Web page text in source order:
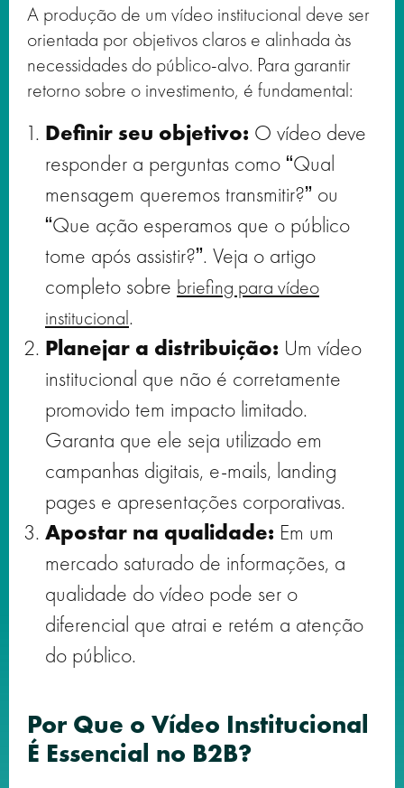
A produção de um vídeo institucional deve ser
orientada por objetivos claros e alinhada às
necessidades do público-alvo. Para garantir
retorno sobre o investimento, é fundamental:
Definir seu objetivo: O vídeo deve
responder a perguntas como “Qual
mensagem queremos transmitir?” ou
“Que ação esperamos que o público
tome após assistir?”. Veja o artigo
completo sobre briefing para vídeo
institucional.
Planejar a distribuição: Um vídeo
institucional que não é corretamente
promovido tem impacto limitado.
Garanta que ele seja utilizado em
campanhas digitais, e-mails, landing
pages e apresentações corporativas.
Apostar na qualidade: Em um
mercado saturado de informações, a
qualidade do vídeo pode ser o
diferencial que atrai e retém a atenção
do público.
Por Que o Vídeo Institucional
É Essencial no B2B?